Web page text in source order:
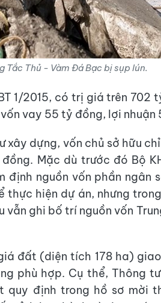
Tắc Thủ - Vàm Đá Bạc bị sụp lún.
1/2015, có trị giá trên 702
vay 55 tỷ đồng, lợi nhuận
xây dựng, vốn chủ sở hữu
Mặc dù trước đó Bộ
nguồn vốn phần ngân
thực hiện dự án, nhưng
vẫn ghi bố trí nguồn vốn
đất (diện tích 178 ha)
phù hợp. Cụ thể, Thông
quy định trong hồ sơ mời